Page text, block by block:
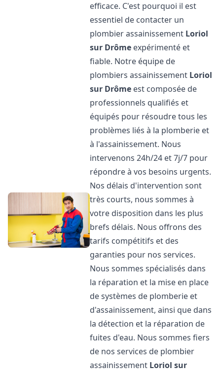
efficace. C'est pourquoi il est
essentiel de contacter un
plombier assainissement Loriol
sur Drôme expérimenté et
fiable. Notre équipe de
plombiers assainissement Loriol
sur Drôme est composée de
professionnels qualifiés et
équipés pour résoudre tous les
problèmes liés à la plomberie et
à l'assainissement. Nous
intervenons 24h/24 et 7j/7 pour
répondre à vos besoins urgents.
Nos délais d'intervention sont
très courts, nous sommes à
votre disposition dans les plus
brefs délais. Nous offrons des
tarifs compétitifs et des
garanties pour nos services.
Nous sommes spécialisés dans
la réparation et la mise en place
de systèmes de plomberie et
d'assainissement, ainsi que dans
la détection et la réparation de
fuites d'eau. Nous sommes fiers
de nos services de plombier
assainissement Loriol sur